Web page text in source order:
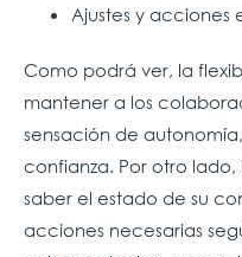
Ajustes y acciones
Como podrá ver, la
mantener a los
sensación de
confianza. Por otro
saber el estado de su
acciones necesarias